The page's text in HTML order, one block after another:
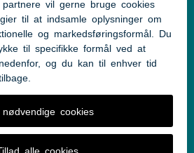
& Beskæftigelse
8640